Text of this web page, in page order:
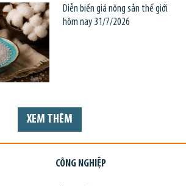
Diễn biến giá nông sản thế giới
hôm nay 31/7/2026
XEM THÊM
CÔNG NGHIỆP